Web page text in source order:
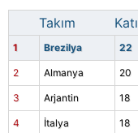
Takım
1 Brezilya 22
2 Almanya 20
3 Arjantin 18
4 İtalya 18